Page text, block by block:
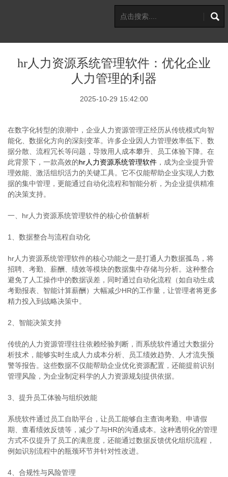
hr人力资源系统管理软件：优化企业
人力管理的利器
2025-10-29 15:42:00
在数字化转型的浪潮中，企业人力资源管理正经历从传统模式向智
能化、数据化方向的深刻变革。许多企业因人力管理效率低下、数
据分散、流程冗长等问题，导致用人成本攀升、员工体验下降。在
此背景下，一款高效的hr人力资源系统管理软件 ，成为企业提升管
理效能、激活组织活力的关键工具。它不仅能帮助企业实现人力数
据的集中管理，更能通过自动化流程和智能分析，为企业提供精准
的决策支持。
一、hr人力资源系统管理软件的核心价值解析
1、数据整合与流程自动化
hr人力资源系统管理软件的核心功能之一是打通人力数据孤岛，将
招聘、考勤、薪酬、绩效等模块的数据集中存储与分析。这种整合
避免了人工操作中的数据误差，同时通过自动化流程（如自动生成
考勤报表、智能计算薪酬）大幅减少HR的工作量，让管理者将更多
精力投入到战略决策中。
2、智能决策支持
传统的人力资源管理往往依赖经验判断，而系统软件通过大数据分
析技术，能够实时生成人力成本分析、员工绩效趋势、人才流失预
警等报告。这些数据不仅能帮助企业优化资源配置，还能提前识别
管理风险，为企业制定科学的人力资源规划提供依据。
3、提升员工体验与组织效能
系统软件通过员工自助平台，让员工能够自主查询考勤、申请假
期、查看绩效反馈等，减少了与HR的沟通成本。这种透明化的管理
方式不仅提升了员工的满意度，还能通过数据反馈优化组织流程，
例如识别流程中的瓶颈环节并针对性改进。
4、合规性与风险管理